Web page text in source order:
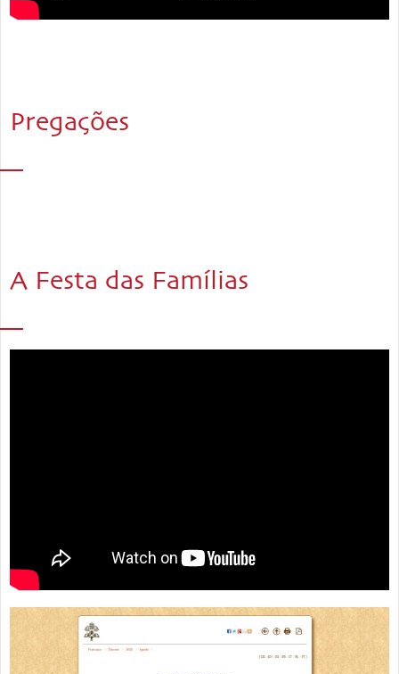
Pregações
A Festa das Famílias